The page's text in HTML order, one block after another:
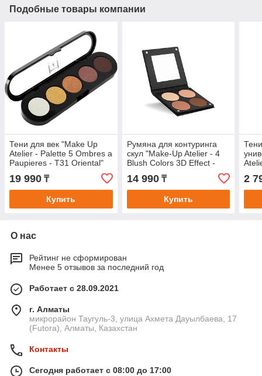
Подобные товары компании
Тени для век "Make Up
Atelier - Palette 5 Ombres a
Paupieres - T31 Oriental"
19 990 ₸
Купить
Румяна для контуринга
скул "Make-Up Atelier - 4
Blush Colors 3D Effect -
Nude" палитра из 4
цветов, с
14 990₸
Купить
2
О нас
Рейтинг не сформирован
Менее 5 отзывов за последний год
Работает с 28.09.2021
г. Алматы
микрорайон Таугуль-3, улица Ахмета Дауылбаева, 17
(Futora), Алматы, Казахстан
Контакты
Сегодня работает с 08:00 до 17:00